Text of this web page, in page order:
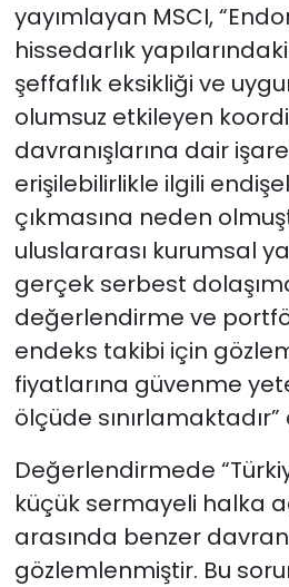
yayımlayan MSCI,
hissedarlık
şeffaflık eksikliği ve
olumsuz etkileyen
davranışlarına dair
erişilebilirlikle ilgili
çıkmasına neden
uluslararası kurumsal
gerçek serbest
değerlendirme ve
endeks takibi için
fiyatlarına güvenme
ölçüde sınırlamaktadır”
Değerlendirmede
küçük sermayeli halka
arasında benzer
gözlemlenmiştir. Bu